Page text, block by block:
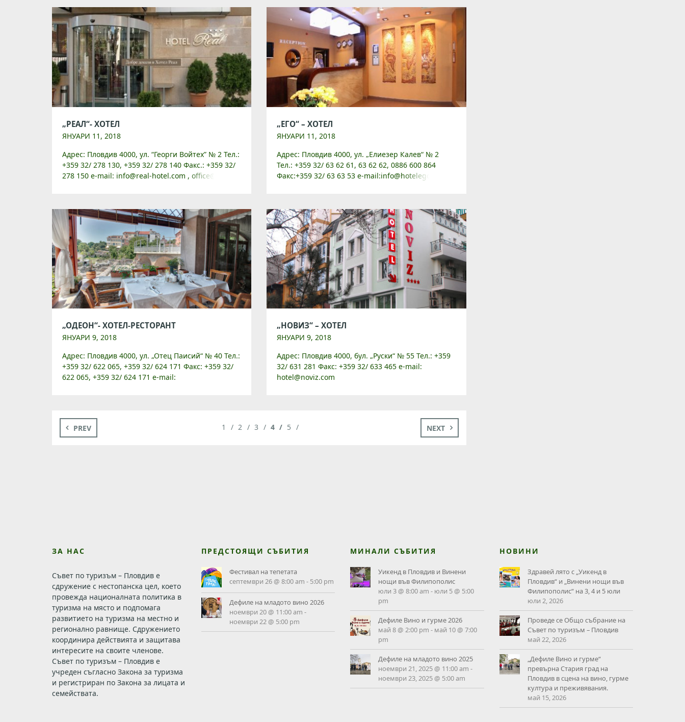
безплатен денонощно- охраняем паркинг, […]
„РЕАЛ“- ХОТЕЛ
ЯНУАРИ 11, 2018
Адрес: Пловдив 4000, ул. “Георги Войтех” № 2 Тел.:
+359 32/ 278 130, +359 32/ 278 140 Факс.: +359 32/
278 150 e-mail: info@real-hotel.com , office@real-
„ЕГО“ – ХОТЕЛ
ЯНУАРИ 11, 2018
Адрес: Пловдив 4000, ул. „Елиезер Калев“ № 2
Тел.: +359 32/ 63 62 61, 63 62 62, 0886 600 864
Факс:+359 32/ 63 63 53 e-mail:info@hotelego.info
„ОДЕОН“- ХОТЕЛ-РЕСТОРАНТ
ЯНУАРИ 9, 2018
Адрес: Пловдив 4000, ул. „Отец Паисий“ № 40 Тел.:
+359 32/ 622 065, +359 32/ 624 171 Факс: +359 32/
622 065, +359 32/ 624 171 e-mail:
„НОВИЗ“ – ХОТЕЛ
ЯНУАРИ 9, 2018
Адрес: Пловдив 4000, бул. „Руски“ № 55 Тел.: +359
32/ 631 281 Факс: +359 32/ 633 465 e-mail:
hotel@noviz.com
PREV
1 2 3 4 5 NEXT
ЗА НАС
Съвет по туризъм – Пловдив е
сдружение с нестопанска цел, което
провежда националната политика в
туризма на място и подпомага
развитието на туризма на местно и
регионално равнище. Сдружението
координира действията и защитава
интересите на своите членове.
Съвет по туризъм – Пловдив е
учреден съгласно Закона за туризма
и регистриран по Закона за лицата и
семействата.
ПРЕДСТОЯЩИ СЪБИТИЯ
Фестивал на тепетата
септември 26 @ 8:00 am - 5:00 pm
Дефиле на младото вино 2026
ноември 20 @ 11:00 am -
ноември 22 @ 5:00 pm
МИНАЛИ СЪБИТИЯ
Уикенд в Пловдив и Винени
нощи във Филипополис
юли 3 @ 8:00 am - юли 5 @ 5:00
pm
Дефиле Вино и гурме 2026
май 8 @ 2:00 pm - май 10 @ 7:00
pm
Дефиле на младото вино 2025
ноември 21, 2025 @ 11:00 am -
ноември 23, 2025 @ 5:00 am
НОВИНИ
Здравей лято с „Уикенд в
Пловдив“ и „Винени нощи във
Филипополис“ на 3, 4 и 5 юли
юли 2, 2026
Проведе се Общо събрание на
Съвет по туризъм – Пловдив
май 22, 2026
„Дефиле Вино и гурме“
превърна Стария град на
Пловдив в сцена на вино, гурме
култура и преживявания.
май 15, 2026